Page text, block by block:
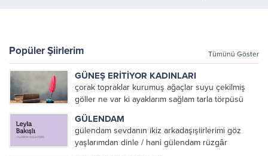
Popüler Şiirlerim Tümünü Göster
GÜNEŞ ERİTİYOR KADINLARI
çorak topraklar kurumuş ağaçlar suyu çekilmiş
göller ne var ki ayaklarım sağlam tarla törpüsü
güneş toprağı ve pamuk toplayan kadınları eriyor
kadınlar güneşte toprağı temizlemek...
GÜLENDAM
gülendam sevdanın ikiz arkadaşışiirlerimi göz
yaşlarımdan dinle / hani gülendam rüzgâr